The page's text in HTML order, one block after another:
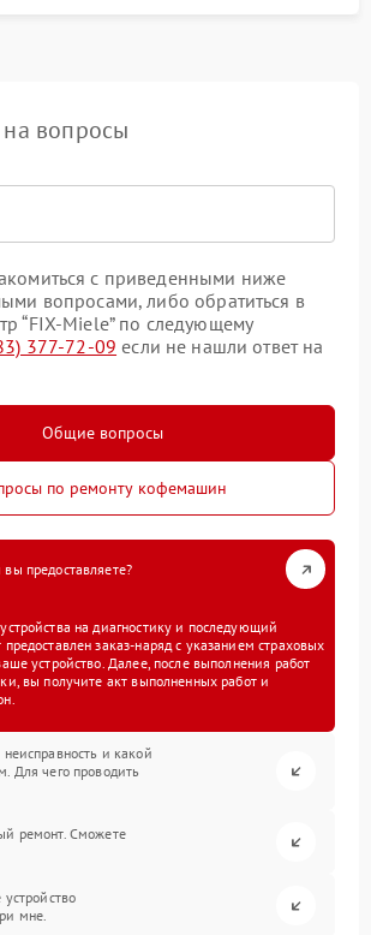
на вопросы
с приведенными ниже
вопросами, либо обратиться в
“FIX-Miele” по следующему
377-72-09 если не нашли ответ на
Общие вопросы
по ремонту кофемашин
предоставляете?
на диагностику и последующий
заказ-наряд с указанием страховых
устройство. Далее, после выполнения работ
вы получите акт выполненных работ и
и какой
Для чего проводить
ремонт. Сможете
мне.